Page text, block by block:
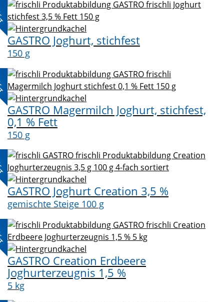
GASTRO Joghurt, stichfest
150 g
GASTRO Magermilch Joghurt, stichfest,
0,1 % Fett
150 g
GASTRO Joghurt Creation 3,5 %
gemischte Steige 100 g
GASTRO Creation Erdbeere
Joghurterzeugnis 1,5 %
5 kg